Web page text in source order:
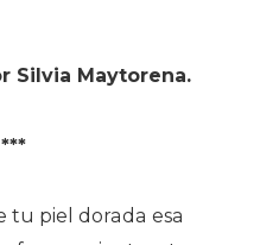
Silvia Maytorena.
***
tu piel dorada esa